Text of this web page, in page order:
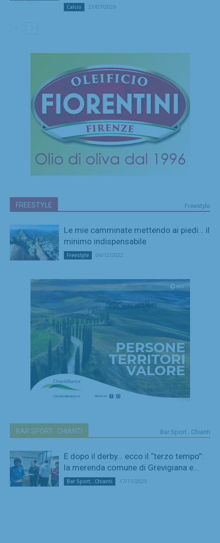
Calcio 21/07/2026
FREESTYLE Freestyle
Le mie camminate mettendo ai piedi… il
minimo indispensabile
Freestyle 06/12/2022
BAR SPORT...CHIANTI Bar Sport...Chianti
E dopo il derby… ecco il “terzo tempo”:
la merenda comune di Grevigiana e...
Bar Sport...Chianti 17/11/2025